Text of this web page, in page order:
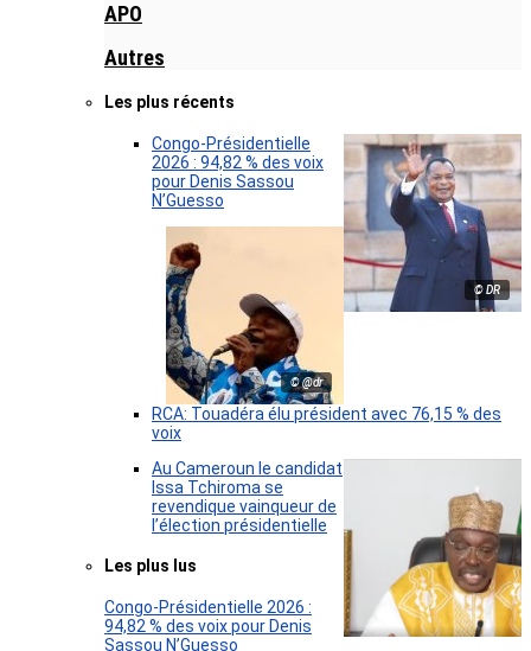
APO
Autres
Les plus récents
© DR
Congo-Présidentielle
2026 : 94,82 % des voix
pour Denis Sassou
N’Guesso
© @dr
RCA: Touadéra élu président avec 76,15 % des
voix
Au Cameroun le candidat
Issa Tchiroma se
revendique vainqueur de
l’élection présidentielle
Les plus lus
Congo-Présidentielle 2026 :
94,82 % des voix pour Denis
Sassou N’Guesso